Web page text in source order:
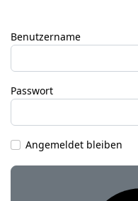
Benutzername
Passwort
Angemeldet bleiben